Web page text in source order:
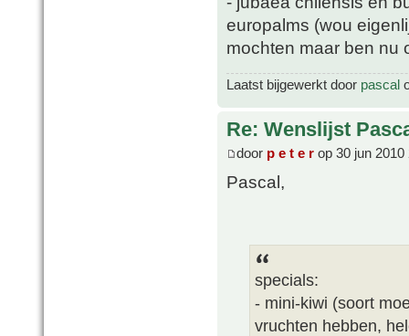
europalms (wou
mochten maar ben nu
Laatst bijgewerkt door pascal
Re: Wenslijst
door p e t e r op 30 jun 2010
Pascal,
specials:
- mini-kiwi (soort
vruchten hebben,